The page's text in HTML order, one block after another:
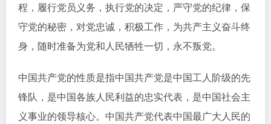
程，履行党员义务，执行党的决定，严守党的纪律，保
守党的秘密，对党忠诚，积极工作，为共产主义奋斗终
身，随时准备为党和人民牺牲一切，永不叛党。
中国共产党的性质是指中国共产党是中国工人阶级的先
锋队，是中国各族人民利益的忠实代表，是中国社会主
义事业的领导核心。中国共产党代表中国最广大人民的